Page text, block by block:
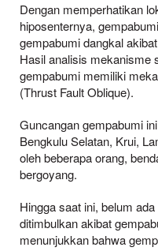
Dengan memperhatikan
hiposenternya,
gempabumi dangkal
Hasil analisis mekanisme
gempabumi memiliki
(Thrust Fault Oblique).
Guncangan gempabumi
Bengkulu Selatan, Krui,
oleh beberapa orang,
bergoyang.
Hingga saat ini, belum
ditimbulkan akibat
menunjukkan bahwa